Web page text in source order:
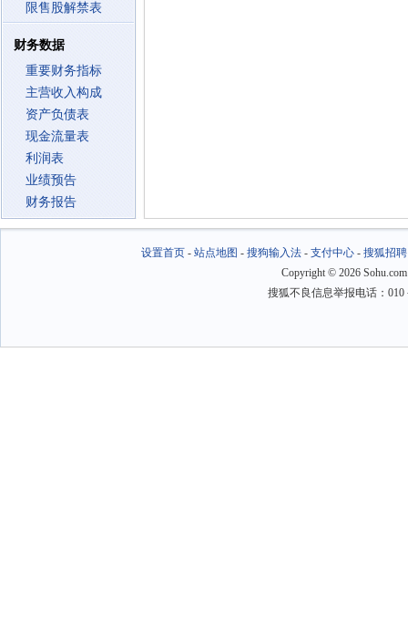
限售股解禁表
财务数据
重要财务指标
主营收入构成
资产负债表
现金流量表
利润表
业绩预告
财务报告
设置首页- 站点地图 - 搜狗输入法- 支付中心- 搜狐招聘
Copyright © 2026
搜狐不良信息举报电话：010